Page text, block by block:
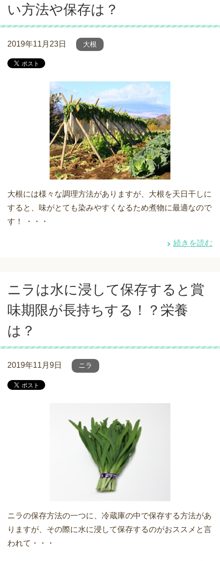
い方法や保存は？
2019年11月23日 大根
大根には様々な調理方法がありますが、大根を天日干しに
すると、味がとても染みやすくなるため煮物に最適なので
す！ ・・・
続きを読む
ニラは水に浸して保存すると賞
味期限が長持ちする！？栄養
は？
2019年11月9日 ニラ
ニラの保存方法の一つに、冷蔵庫の中で保存する方法があ
りますが、その際に水に浸して保存するのがおススメと言
われて・・・